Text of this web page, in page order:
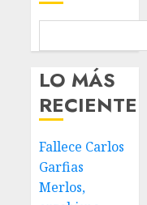
LO MÁS
RECIENTE
Fallece Carlos
Garfias
Merlos,